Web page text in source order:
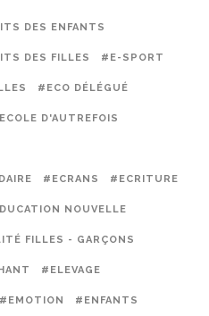
DES ENFANTS
DES FILLES #E-SPORT
#ECO DÉLÉGUÉ
D'AUTREFOIS
#ECRANS #ECRITURE
NOUVELLE
FILLES - GARÇONS
#ELEVAGE
#EMOTION #ENFANTS